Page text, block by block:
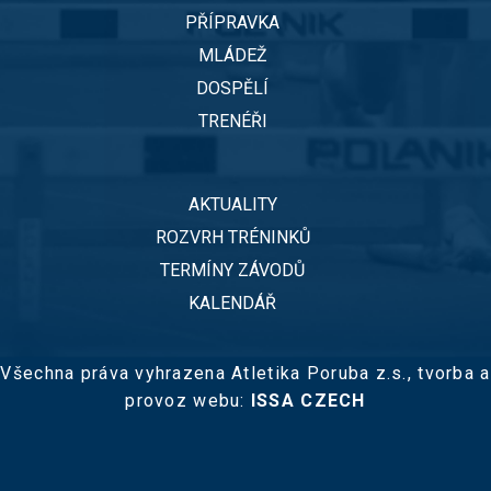
PŘÍPRAVKA
MLÁDEŽ
DOSPĚLÍ
TRENÉŘI
AKTUALITY
ROZVRH TRÉNINKŮ
TERMÍNY ZÁVODŮ
KALENDÁŘ
Všechna práva vyhrazena Atletika Poruba z.s., tvorba a
provoz webu: ISSA CZECH